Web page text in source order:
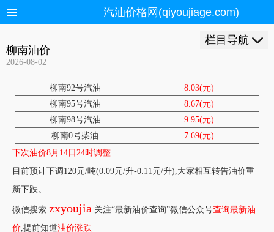
汽油价格网(qiyoujiage.com)
栏目导航
柳南油价
2026-08-02
柳南92号汽油
8.03(元)
柳南95号汽油
8.67(元)
柳南98号汽油
9.95(元)
柳南0号柴油
7.69(元)
下次油价8月14日24时调整
目前预计下调120元/吨(0.09元/升-0.11元/升),大家相互转告油价重
新下跌。
微信搜索 zxyoujia 关注“最新油价查询”微信公众号查询最新油
价,提前知道油价涨跌